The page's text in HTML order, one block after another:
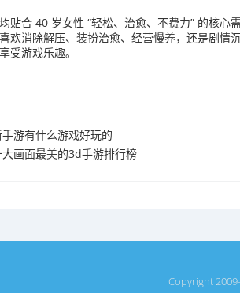
贴合 40 岁女性 “轻松、治愈、不费力” 的核
欢消除解压、装扮治愈、经营慢养，还是剧情
受游戏乐趣。
游有什么游戏好玩的
画面最美的3d手游排行榜
Copyright